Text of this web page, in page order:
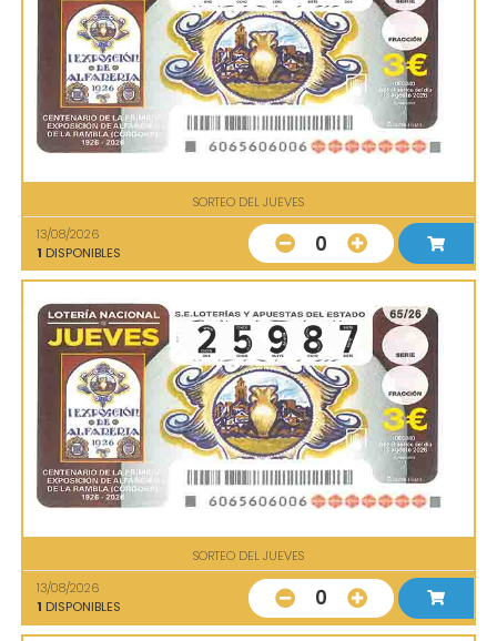
SORTEO DEL JUEVES
13/08/2026
1 DISPONIBLES 0
SORTEO DEL JUEVES
13/08/2026
1 DISPONIBLES 0